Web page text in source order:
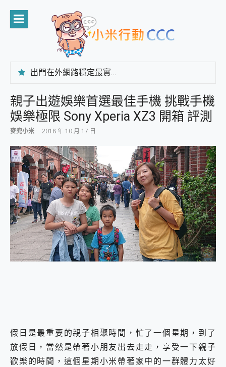
content
出門在外網路穩定最實在 「台灣大哥大」榮獲 4G/5G 在線率全球 NO.3 全台第一與全台六冠王實測心得，走到哪順到哪！
CP 值天花板~ Bongcom BS5 足球君開箱~ 短焦投影機 3千元就能擁有！ 折扣碼在這～
專為 PC上的 XBOX和掌機設計的 FireCuda X1070 SSD 固態硬碟開箱 評測
台灣製攝影機在這裡，100%全無線設計 SpotCam Solo Eco 太陽能防水雲端攝影機 SpotCam Solo 3 2.5K高畫質戶外攝影機 開箱 評測
AI 支付 一錶搞定大小事 Xiaomi Watch 5 開箱 評測
超驚艷 讓人一眼就愛上 LENOVO 聯想 Yoga Book 9 14吋 AI輕薄筆電 開箱 評測
美到讓人超想擁有 moto pad 60 系列 與 Moto | Swarovski razr 60 冰藍限定版本 開箱 評測
好用的 EaseUS Partition Master 讓您輕鬆的移除與格式化有防寫保護的隨身碟或SD卡
一鍵修復模糊影片、舊照的 AI 好幫手! VideoProc Converter AI 新版全解析 × 年末優惠，一篇全看懂
小朋友才做選擇 投影機 RGB藍牙音響 氛圍情境燈 我通通都要！ Starfish 2 幻彩膠囊投影機｜結合「 智慧投影 & 煥彩流動 」的沈浸式生活新體驗
外型超吸晴~ 給您絕佳操控體驗 GravaStar Mercury K1 系列 異星機械鍵盤與 Mercury X 系列 輕量無線電競滑鼠 開箱 評測
開箱~變身「蜘蛛人」椅子軍師！MSI MPG 491CQP QD-OLED 超寬曲面電競螢幕，多工辦公、爽度滿滿的終極桌面體驗
iPhone 17 系列 有認證的防護來囉！ imos 首家導入 UL MCV 行銷宣告驗證的手機配件品牌
DJI Osmo Pocket 3 爽爽帶回家 歡慶 EaseUS 21 週年到來，「Slogan 海報徵稿活動」好康大放送
COMPUTEX 2025 來囉！AGI亞奇雷 AI・Gaming・創作儲存方案登場，趕快來AGI亞奇雷挑戰任務抽 PS5！
自帶線的 有線無線都能充 ONPRO MagReact M5 10000mAh 5合1 磁吸無線急速行動電源 開箱 評測
飛利浦 JS7310 ⚡【電急便｜行動儲能救車電源】 可靠的旅行夥伴！帶給您優異的安全性與強大供電效能
是螢幕也是電視! 一機超多用途「MSI微星 Modern MD272UPSW 27型」 4K IPS 輕薄商用智慧聯網螢幕 開箱 評測
親子出遊娛樂首選最佳手機 挑戰手機
娛樂極限 Sony Xperia XZ3 開箱 評測
麥兜小米 2018 年 10 月 17 日
假日是最重要的親子相聚時間，忙了一個星期，到了
放假日，當然是帶著小朋友出去走走，享受一下親子
歡樂的時間，這個星期小米帶著家中的一群體力太好